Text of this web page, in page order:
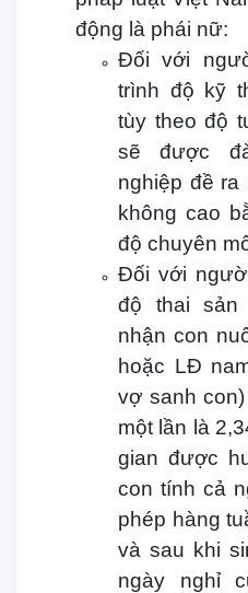
động là phái nữ:
Đối với
trình độ kỹ
tùy theo độ
sẽ được
nghiệp đề
không cao
độ chuyên
Đối với
độ thai sản
nhận con
hoặc LĐ
vợ sanh
một lần là
gian được
con tính cả
phép hàng
và sau khi
ngày nghỉ